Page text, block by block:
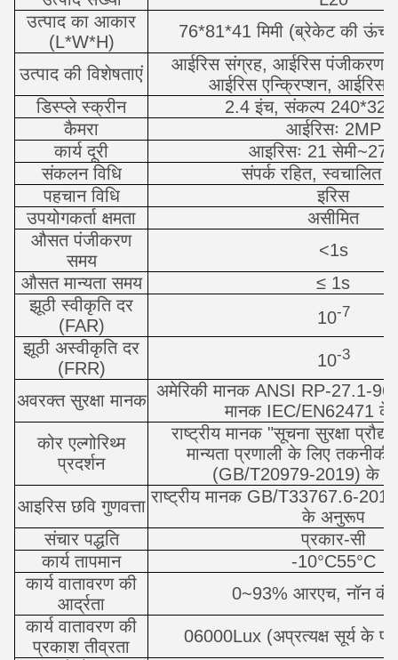
उत्पाद का आकार
(L*W*H)
76*81*41 मिमी (ब्रेकेट की
उत्पाद की विशेषताएं
आईरिस संग्रह, आईरिस पंजीकरण,
आईरिस एन्क्रिप्शन, आईरिस
डिस्प्ले स्क्रीन
2.4 इंच, संकल्प
कैमरा
आईरिसः 2MP
कार्य दूरी
आइरिसः 21 सेमी~27
संकलन विधि
संपर्क रहित, स्वचालित
पहचान विधि
इरिस
उपयोगकर्ता क्षमता
असीमित
औसत पंजीकरण
समय
<1s
औसत मान्यता समय
≤ 1s
झूठी स्वीकृति दर
(FAR)
10-7
झूठी अस्वीकृति दर
(FRR)
10-3
अवरक्त सुरक्षा मानक अमेरिकी मानक ANSI RP-27.1-
मानक IEC/EN62471
कोर एल्गोरिथ्म
प्रदर्शन
राष्ट्रीय मानक "सूचना सुरक्षा
मान्यता प्रणाली के लिए
(GB/T20979-2019) के
आइरिस छवि गुणवत्ता राष्ट्रीय मानक GB/T33767.6-
के अनुरूप
संचार पद्धति
प्रकार-सी
कार्य तापमान
-10°C55°C
कार्य वातावरण की
आर्द्रता
0~93% आरएच, नॉन
कार्य वातावरण की
प्रकाश तीव्रता
06000Lux (अप्रत्यक्ष सूर्य के